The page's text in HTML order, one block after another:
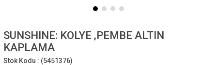
SUNSHINE: KOLYE ,PEMBE ALTIN
KAPLAMA
Stok Kodu : (5451376)